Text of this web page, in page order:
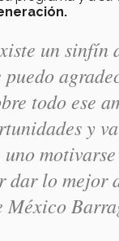
un sinfín
puedo
todo ese
y
uno
dar lo mejor